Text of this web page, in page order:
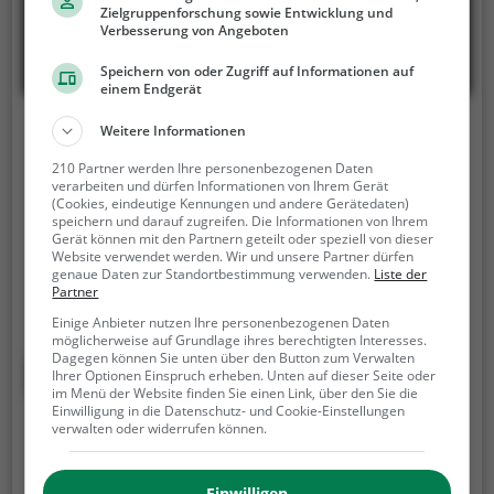
Greifvogelstation und Wildfreigehege
Hellenthal
Wildfreigehege 1, 53940 Hellenthal
Die Greifvogelstation & Wildfreigehege Hellenthal
ist eine Falknerei in Hellenthal.Neben der Pflege und
Aufzucht von Greifvögeln bietet die Falknerei auch
regelmäßige Besuchszeiten und Flugvorführungen
Die genauen Termine für die Flugshows findest
du auf der Website
Mehr erfahren
Greifvogelparks in Neunkirchen
Greifvögel üben auf die meisten Menschen eine
Zielgruppenforschung sowie Entwicklung und
Verbesserung von Angeboten
Speichern von oder Zugriff auf Informationen auf
einem Endgerät
Weitere Informationen
210 Partner werden Ihre personenbezogenen Daten
verarbeiten und dürfen Informationen von Ihrem Gerät
(Cookies, eindeutige Kennungen und andere Gerätedaten)
speichern und darauf zugreifen. Die Informationen von Ihrem
Gerät können mit den Partnern geteilt oder speziell von dieser
Website verwendet werden. Wir und unsere Partner dürfen
genaue Daten zur Standortbestimmung verwenden. Liste der
Partner
Einige Anbieter nutzen Ihre personenbezogenen Daten
möglicherweise auf Grundlage ihres berechtigten Interesses.
Dagegen können Sie unten über den Button zum Verwalten
Ihrer Optionen Einspruch erheben. Unten auf dieser Seite oder
im Menü der Website finden Sie einen Link, über den Sie die
Einwilligung in die Datenschutz- und Cookie-Einstellungen
verwalten oder widerrufen können.